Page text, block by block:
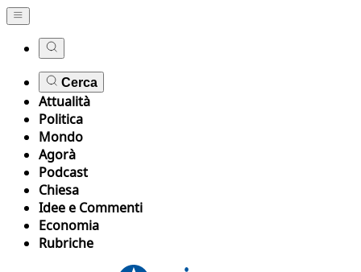
Cerca
Attualità
Politica
Mondo
Agorà
Podcast
Chiesa
Idee e Commenti
Economia
Rubriche